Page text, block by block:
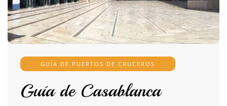
GUÍA DE PUERTOS DE CRUCEROS
Guía de Casablanca